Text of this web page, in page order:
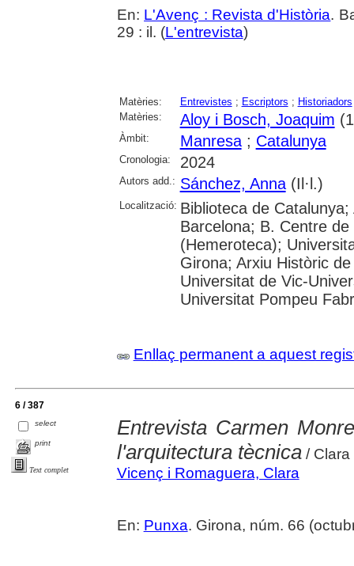
En: L'Avenç : Revista d'Història.
29 : il. (L'entrevista)
Matèries: Entrevistes ; Escriptors ; Historiadors
Matèries:
Aloy i Bosch, Joaquim
Àmbit: Manresa; Catalunya
Cronologia: 2024
Autors add.: Sánchez, Anna(Il·l.)
Localització: Biblioteca de
Barcelona; B. Centre
(Hemeroteca);
Girona; Arxiu Històric
Universitat de Vic-
Universitat Pompeu
Enllaç permanent a aquest
6 / 387
select
print
Text complet
Entrevista Carmen
l'arquitectura tècnica/ Clara
Vicenç i Romaguera, Clara
En: Punxa. Girona, núm. 66